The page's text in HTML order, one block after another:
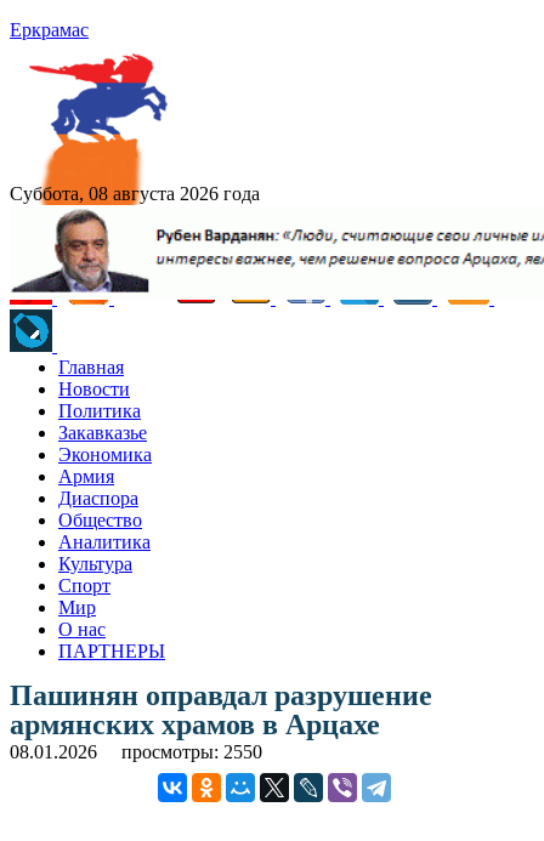
Еркрамас
Суббота, 08 августа 2026 года
Главная
Новости
Политика
Закавказье
Экономика
Армия
Диаспора
Общество
Аналитика
Культура
Спорт
Мир
О нас
ПАРТНЕРЫ
Пашинян оправдал разрушение
армянских храмов в Арцахе
08.01.2026 просмотры: 2550